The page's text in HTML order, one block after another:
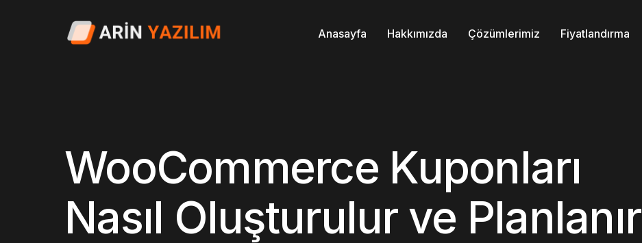
Anasayfa Hakkımızda Çözümlerimiz Fiyatlandırma
WooCommerce Kuponları
Nasıl Oluşturulur ve Planlanır